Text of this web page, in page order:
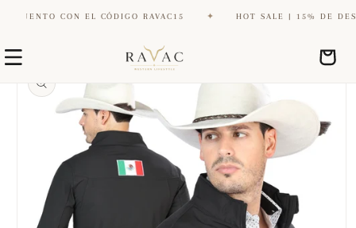
directamente
al contenido
CON EL CÓDIGO RAVAC15 HOT SALE | 15% DE
Carrito
directamente
información
del producto